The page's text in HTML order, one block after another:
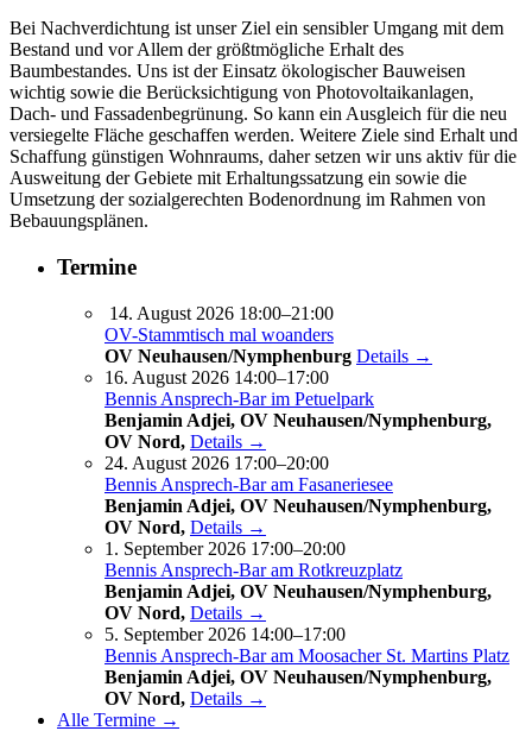
Bei Nachverdichtung ist unser Ziel ein sensibler Umgang mit dem
Bestand und vor Allem der größtmögliche Erhalt des
Baumbestandes. Uns ist der Einsatz ökologischer Bauweisen
wichtig sowie die Berücksichtigung von Photovoltaikanlagen,
Dach- und Fassadenbegrünung. So kann ein Ausgleich für die neu
versiegelte Fläche geschaffen werden. Weitere Ziele sind Erhalt und
Schaffung günstigen Wohnraums, daher setzen wir uns aktiv für die
Ausweitung der Gebiete mit Erhaltungssatzung ein sowie die
Umsetzung der sozialgerechten Bodenordnung im Rahmen von
Bebauungsplänen.
Termine
14. August 2026 18:00–21:00
OV-Stammtisch mal woanders
OV Neuhausen/Nymphenburg Details →
16. August 2026 14:00–17:00
Bennis Ansprech-Bar im Petuelpark
Benjamin Adjei, OV Neuhausen/Nymphenburg,
OV Nord, Details →
24. August 2026 17:00–20:00
Bennis Ansprech-Bar am Fasaneriesee
Benjamin Adjei, OV Neuhausen/Nymphenburg,
OV Nord, Details →
1. September 2026 17:00–20:00
Bennis Ansprech-Bar am Rotkreuzplatz
Benjamin Adjei, OV Neuhausen/Nymphenburg,
OV Nord, Details →
5. September 2026 14:00–17:00
Bennis Ansprech-Bar am Moosacher St. Martins Platz
Benjamin Adjei, OV Neuhausen/Nymphenburg,
OV Nord, Details →
Alle Termine →